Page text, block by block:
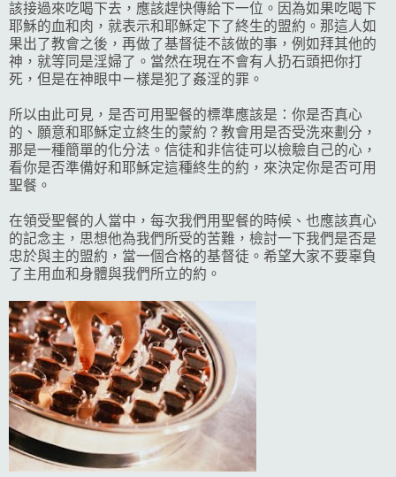
該接過來吃喝下去，應該趕快傳給下一位。因為如果吃喝下
耶穌的血和肉，就表示和耶穌定下了終生的盟約。那這人如
果出了教會之後，再做了基督徒不該做的事，例如拜其他的
神，就等同是淫婦了。當然在現在不會有人扔石頭把你打
死，但是在神眼中ㄧ樣是犯了姦淫的罪。
所以由此可見，是否可用聖餐的標準應該是：你是否真心
的、願意和耶穌定立終生的蒙約？教會用是否受洗來劃分，
那是一種簡單的化分法。信徒和非信徒可以檢驗自己的心，
看你是否準備好和耶穌定這種終生的約，來決定你是否可用
聖餐。
在領受聖餐的人當中，每次我們用聖餐的時候、也應該真心
的記念主，思想他為我們所受的苦難，檢討一下我們是否是
忠於與主的盟約，當一個合格的基督徒。希望大家不要辜負
了主用血和身體與我們所立的約。